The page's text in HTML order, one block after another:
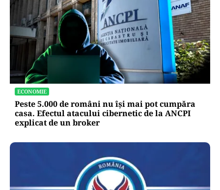
ECONOMIE
Peste 5.000 de români nu își mai pot cumpăra
casa. Efectul atacului cibernetic de la ANCPI
explicat de un broker